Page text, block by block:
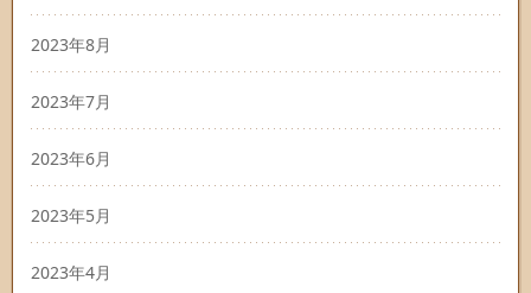
2023年8月
2023年7月
2023年6月
2023年5月
2023年4月